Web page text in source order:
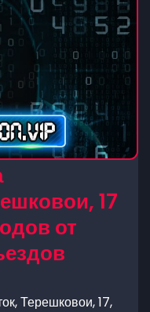
17
от
Терешковои, 17,